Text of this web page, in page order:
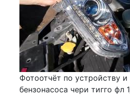
Фотоотчёт по устройству
бензонасоса чери тигго фл